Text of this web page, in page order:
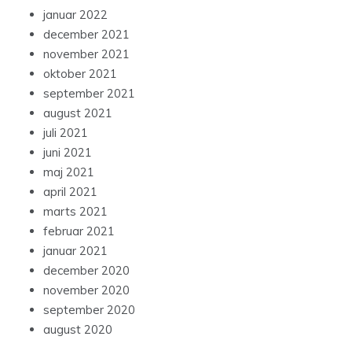
januar 2022
december 2021
november 2021
oktober 2021
september 2021
august 2021
juli 2021
juni 2021
maj 2021
april 2021
marts 2021
februar 2021
januar 2021
december 2020
november 2020
september 2020
august 2020